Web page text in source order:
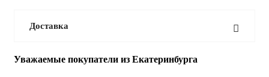
Доставка
Уважаемые покупатели из Екатеринбурга